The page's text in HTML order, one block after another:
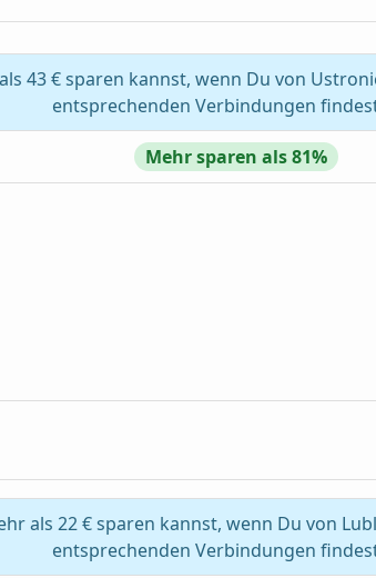
43 € sparen kannst, wenn Du von
entsprechenden Verbindungen
Mehr sparen als 81%
als 22 € sparen kannst, wenn Du von
entsprechenden Verbindungen